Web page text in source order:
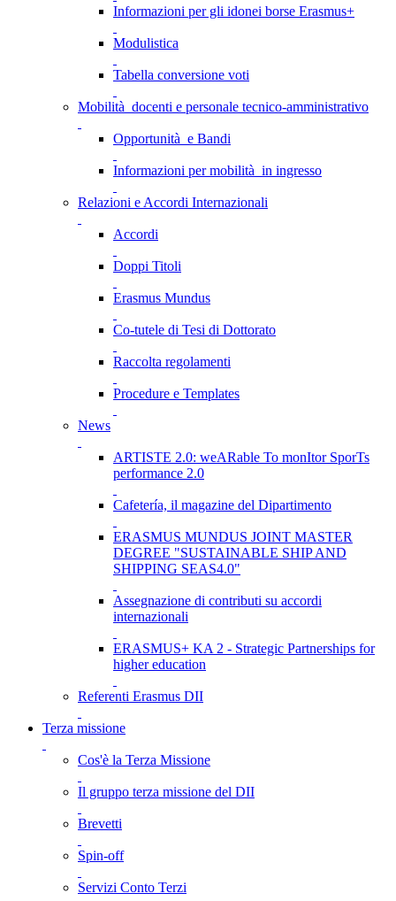
Informazioni per gli idonei borse Erasmus+
Modulistica
Tabella conversione voti
Mobilità docenti e personale tecnico-amministrativo
Opportunità e Bandi
Informazioni per mobilità in ingresso
Relazioni e Accordi Internazionali
Accordi
Doppi Titoli
Erasmus Mundus
Co-tutele di Tesi di Dottorato
Raccolta regolamenti
Procedure e Templates
News
ARTISTE 2.0: weARable To monItor SporTs
performance 2.0
Cafetería, il magazine del Dipartimento
ERASMUS MUNDUS JOINT MASTER
DEGREE "SUSTAINABLE SHIP AND
SHIPPING SEAS4.0"
Assegnazione di contributi su accordi
internazionali
ERASMUS+ KA 2 - Strategic Partnerships for
higher education
Referenti Erasmus DII
Terza missione
Cos'è la Terza Missione
Il gruppo terza missione del DII
Brevetti
Spin-off
Servizi Conto Terzi